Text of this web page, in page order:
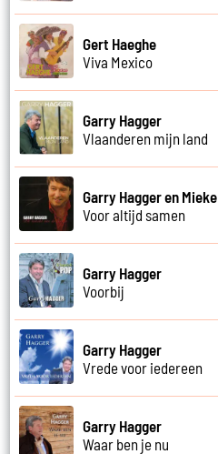
Gert Haeghe
Viva Mexico
Garry Hagger
Vlaanderen mijn land
Garry Hagger en Mieke
Voor altijd samen
Garry Hagger
Voorbij
Garry Hagger
Vrede voor iedereen
Garry Hagger
Waar ben je nu